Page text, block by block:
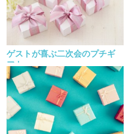
ゲストが喜ぶ二次会のプチギ
フト